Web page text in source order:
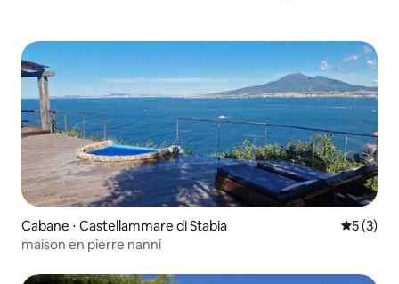
Cabane ⋅ Castellammare di Stabia
5 (3)
maison en pierre nanni